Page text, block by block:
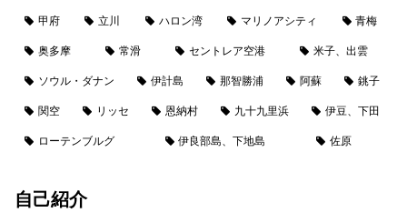
甲府 立川 ハロン湾 マリノアシティ 青梅
奥多摩 常滑 セントレア空港 米子、出雲
ソウル・ダナン 伊計島 那智勝浦 阿蘇 銚子
関空 リッセ 恩納村 九十九里浜 伊豆、下田
ローテンブルグ 伊良部島、下地島 佐原
自己紹介